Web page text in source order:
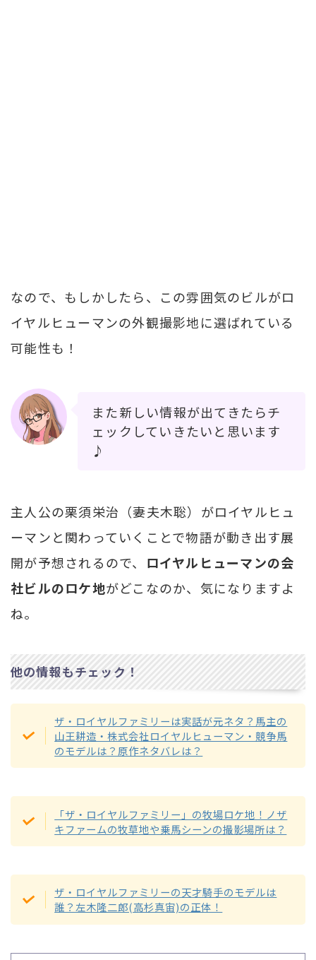
なので、もしかしたら、この雰囲気のビルがロ
イヤルヒューマンの外観撮影地に選ばれている
可能性も！
また新しい情報が出てきたらチ
ェックしていきたいと思います
♪
主人公の栗須栄治（妻夫木聡）がロイヤルヒュ
ーマンと関わっていくことで物語が動き出す展
開が予想されるので、 ロイヤルヒューマンの会
社ビルのロケ地がどこなのか、気になりますよ
ね。
他の情報もチェック！
ザ・ロイヤルファミリーは実話が元ネタ？馬主の
山王耕造・株式会社ロイヤルヒューマン・競争馬
のモデルは？原作ネタバレは？
「ザ・ロイヤルファミリー」の牧場ロケ地！ノザ
キファームの牧草地や乗馬シーンの撮影場所は？
ザ・ロイヤルファミリーの天才騎手のモデルは
誰？左木隆二郎(高杉真宙)の正体！